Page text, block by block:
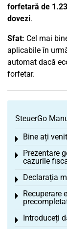
forfetară de
dovezi.
Sfat: Cel mai
aplicabile în
automat dacă
forfetar.
SteuerGo
Bine ați
Toggle menu
Prezentare
cazurile
Toggle menu
Declarația
Toggle menu
Recuperare
Toggle menu
Introduceți
Toggle menu